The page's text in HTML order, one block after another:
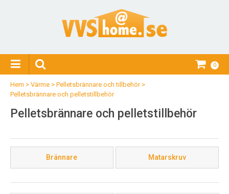
0
Hem > Värme > Pelletsbrännare och tillbehör>
Pelletsbrännare och pelletstillbehör
Pelletsbrännare och pelletstillbehör
Brännare Matarskruv